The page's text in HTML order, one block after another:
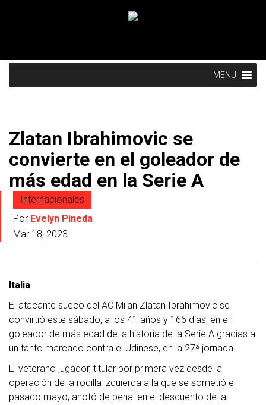
MENU
Zlatan Ibrahimovic se
convierte en el goleador de
más edad en la Serie A
Internacionales
Por Evelyn Pineda
Mar 18, 2023
Italia
El atacante sueco del AC Milan Zlatan Ibrahimovic se
convirtió este sábado, a los 41 años y 166 días, en el
goleador de más edad de la historia de la Serie A gracias a
un tanto marcado contra el Udinese, en la 27ª jornada.
El veterano jugador, titular por primera vez desde la
operación de la rodilla izquierda a la que se sometió el
pasado mayo, anotó de penal en el descuento de la